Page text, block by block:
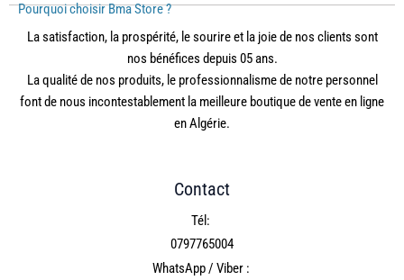
Pourquoi choisir Bma Store ?
La satisfaction, la prospérité, le sourire et la joie de nos clients sont
nos bénéfices depuis 05 ans.
La qualité de nos produits, le professionnalisme de notre personnel
font de nous incontestablement la meilleure boutique de vente en ligne
en Algérie.
Contact
Tél:
0797765004
WhatsApp / Viber :